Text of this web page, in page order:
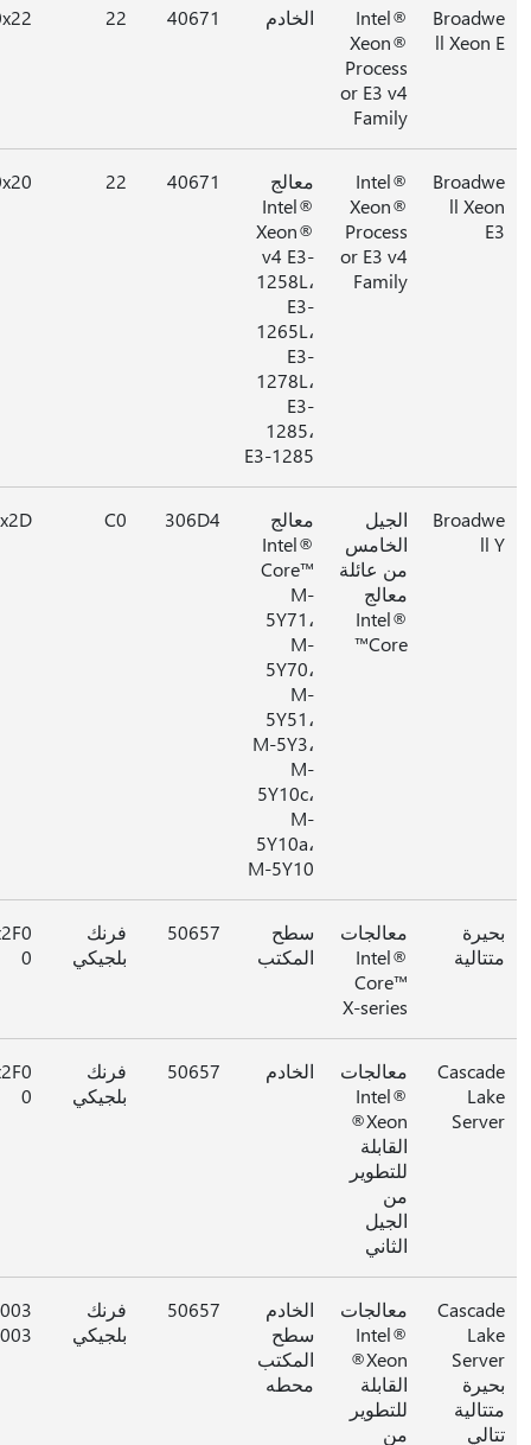
ll
Intel®
Xeon®
Process
or E3 v4
Family
الخادم 40671
ll
Intel®
Xeon®
Process
or E3 v4
Family
معالج
Intel®
Xeon®
v4 E3-
1258L،
1265L،
1278L،
1285،
E3-1285
40671
الجيل
الخامس
من عائلة
معالج
Intel®
معالج
Intel®
Core™
5Y71،
5Y70،
5Y51،
M-5Y3،
5Y10c،
5Y10a،
M-5Y10
306D4
0x2D
معالجات
Intel®
Core™
X-series
سطح
المكتب
50657
بلجيكي
0x2F0
معالجات
Intel®
Xeon®
القابلة
للتطوير
الجيل
الثاني
الخادم 50657
بلجيكي
0x2F0
معالجات
Intel®
Xeon®
القابلة
للتطوير
الخادم
سطح
المكتب
محطه
50657
بلجيكي
05003